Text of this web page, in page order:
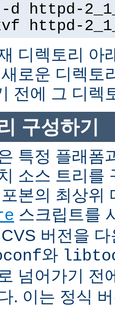
d httpd-
httpd-
디렉토리 아
로운 디렉토
전에 그 디렉
구성하기
특정 플래폼
소스 트리를
본의 최상위
스크립트를
버전을
와
넘어가기 전
. 이는 정식